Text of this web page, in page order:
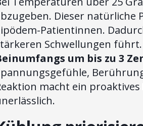
Dieser natürliche
Patientinnen.
Schwellungen
um bis zu 3
macht ein